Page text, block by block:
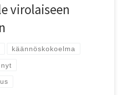
virolaiseen
käännöskokoelma